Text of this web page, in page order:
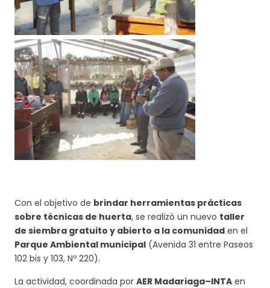
Con el objetivo de brindar herramientas prácticas
sobre técnicas de huerta, se realizó un nuevo taller
de siembra gratuito y abierto a la comunidad en el
Parque Ambiental municipal (Avenida 31 entre Paseos
102 bis y 103, Nº 220).
La actividad, coordinada por AER Madariaga–INTA en